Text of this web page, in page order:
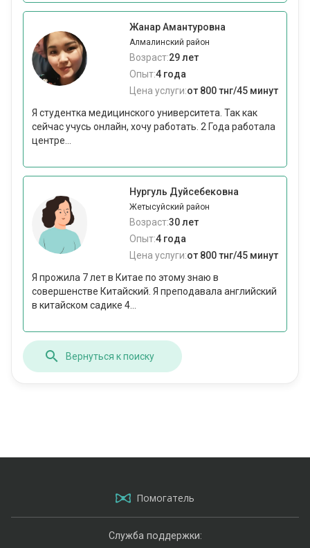
Жанар Aмантуровна
Алмалинский район
Возраст:29 лет
Опыт:4 года
Цена услуги:от 800 тнг/45 минут
Я студентка медицинского университета. Так как
сейчас учусь онлайн, хочу работать. 2 Года работала
центре...
Нургуль Дуйсебековна
Жетысуйский район
Возраст:30 лет
Опыт:4 года
Цена услуги:от 800 тнг/45 минут
Я прожила 7 лет в Китае по этому знаю в
совершенстве Китайский. Я преподавала английский
в китайском садике 4...
Вернуться к поиску
Помогатель
Служба поддержки: